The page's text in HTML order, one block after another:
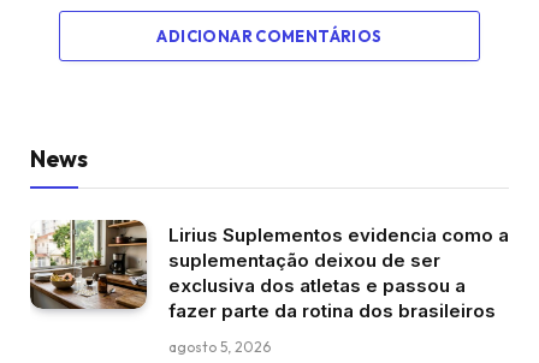
ADICIONAR COMENTÁRIOS
News
Lirius Suplementos evidencia como a
suplementação deixou de ser
exclusiva dos atletas e passou a
fazer parte da rotina dos brasileiros
agosto 5, 2026